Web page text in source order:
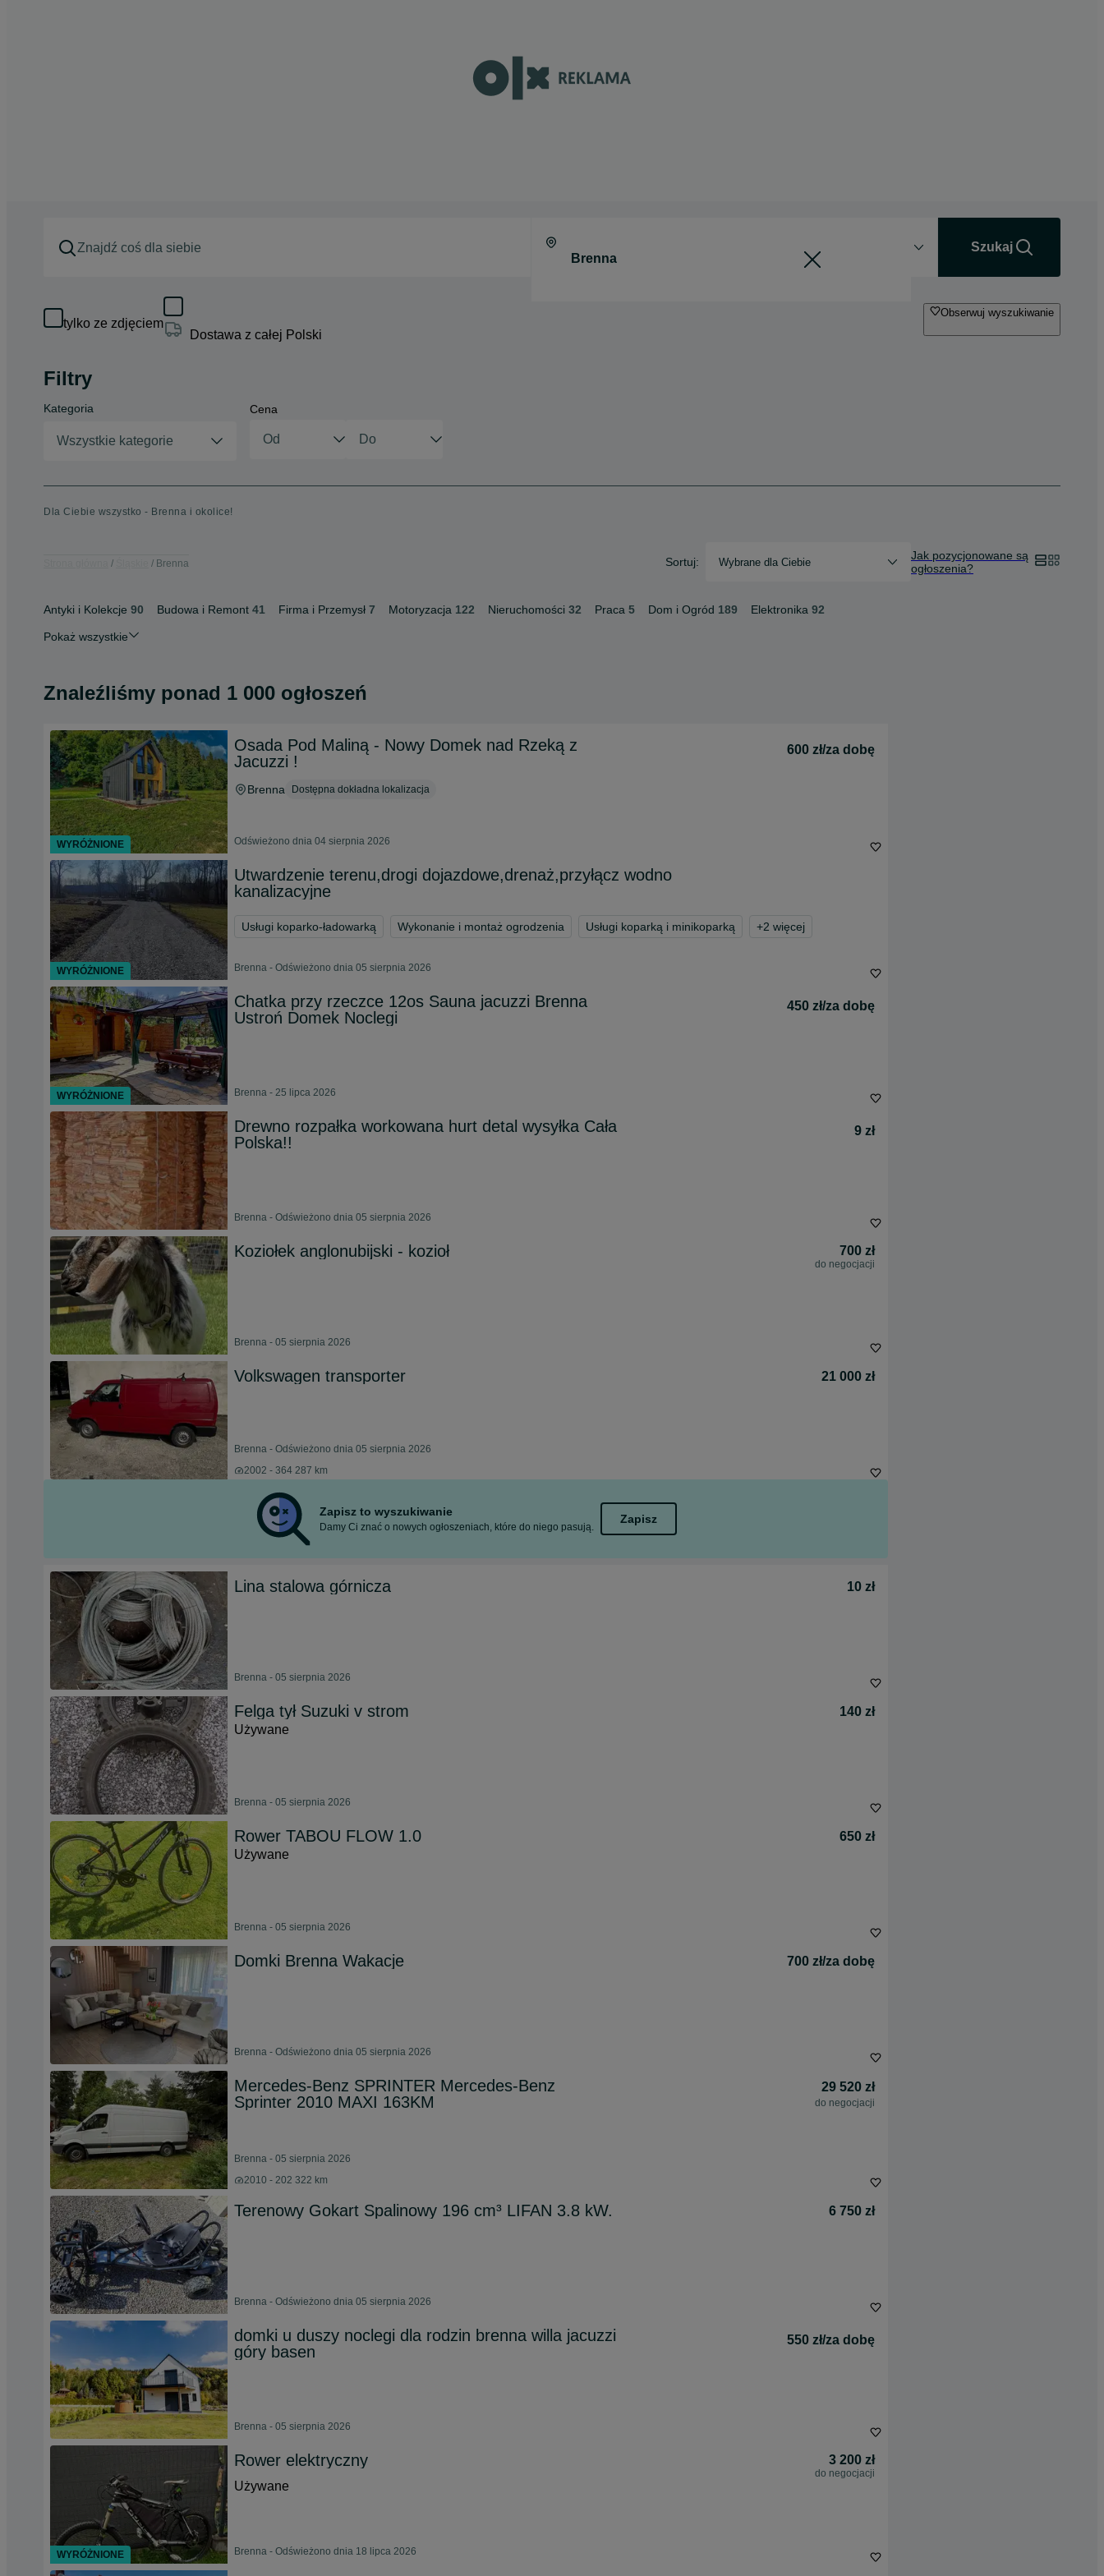
Szukaj
tylko ze zdjęciem
Dostawa z całej Polski
Obserwuj wyszukiwanie
Filtry
Kategoria
Wszystkie kategorie
Cena
Dla Ciebie wszystko - Brenna i okolice!
Brenna Sortuj: Wybrane dla Ciebie
Jak pozycjonowane są
ogłoszenia?
Antyki i Kolekcje 90 Budowa i Remont 41 Firma i Przemysł 7 Motoryzacja 122 Nieruchomości 32 Praca 5 Dom i Ogród 189 Elektronika 92
Pokaż wszystkie
Znaleźliśmy ponad 1 000 ogłoszeń
Osada Pod Maliną - Nowy Domek nad Rzeką z
Jacuzzi !
600 zł/za dobę
Brenna Dostępna dokładna lokalizacja
Odświeżono dnia 04 sierpnia 2026
Utwardzenie terenu,drogi dojazdowe,drenaż,przyłącz wodno
kanalizacyjne
Usługi koparko-ładowarką Wykonanie i montaż ogrodzenia Usługi koparką i minikoparką +2 więcej
Brenna - Odświeżono dnia 05 sierpnia 2026
Chatka przy rzeczce 12os Sauna jacuzzi Brenna
Ustroń Domek Noclegi
450 zł/za dobę
Brenna - 25 lipca 2026
Drewno rozpałka workowana hurt detal wysyłka Cała
Polska!!
9 zł
Brenna - Odświeżono dnia 05 sierpnia 2026
Koziołek anglonubijski - kozioł 700 zł
do negocjacji
Brenna - 05 sierpnia 2026
Volkswagen transporter 21 000 zł
Brenna - Odświeżono dnia 05 sierpnia 2026
2002 - 364 287 km
Zapisz to wyszukiwanie
Damy Ci znać o nowych ogłoszeniach, które do niego pasują.
Zapisz
Lina stalowa górnicza 10 zł
Brenna - 05 sierpnia 2026
Felga tył Suzuki v strom
140 zł
Używane
Brenna - 05 sierpnia 2026
Rower TABOU FLOW 1.0
650 zł
Używane
Brenna - 05 sierpnia 2026
Domki Brenna Wakacje 700 zł/za dobę
Brenna - Odświeżono dnia 05 sierpnia 2026
Mercedes-Benz SPRINTER Mercedes-Benz
Sprinter 2010 MAXI 163KM
29 520 zł
do negocjacji
Brenna - 05 sierpnia 2026
2010 - 202 322 km
Terenowy Gokart Spalinowy 196 cm³ LIFAN 3.8 kW. 6 750 zł
Brenna - Odświeżono dnia 05 sierpnia 2026
domki u duszy noclegi dla rodzin brenna willa jacuzzi
góry basen
550 zł/za dobę
Brenna - 05 sierpnia 2026
Rower elektryczny 3 200 zł
do negocjacji
Używane
Brenna - Odświeżono dnia 18 lipca 2026
WYRÓŻNIONE
WYRÓŻNIONE
WYRÓŻNIONE
WYRÓŻNIONE